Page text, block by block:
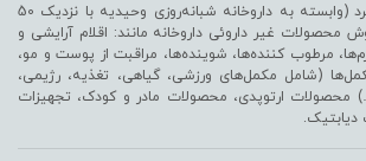
با امکاناتی منحصر به فرد (وابسته به داروخانه شبانه‌روزی وحیدیه با نزدیک 50
محصولات غیر داروئی داروخانه مانند: اقلام آرایشی و
مرطوب کننده‌ها، شوینده‌ها، مراقبت از پوست و مو،
(شامل مکمل‌های ورزشی، گیاهی، تغذیه، رژیمی،
محصولات ارتوپدی، محصولات مادر و کودک، تجهیزات